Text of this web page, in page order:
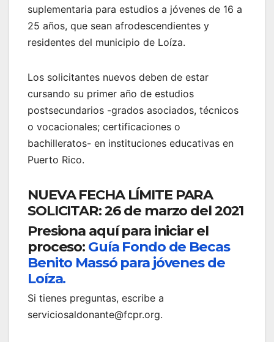
suplementaria para estudios a jóvenes de 16 a
25 años, que sean afrodescendientes y
residentes del municipio de Loíza.
Los solicitantes nuevos deben de estar
cursando su primer año de estudios
postsecundarios -grados asociados, técnicos
o vocacionales; certificaciones o
bachilleratos- en instituciones educativas en
Puerto Rico.
NUEVA FECHA LÍMITE PARA
SOLICITAR: 26de marzo del 2021
Presiona aquí para iniciar el
proceso: Guía Fondo de Becas
Benito Massó para jóvenes de
Loíza.
Si tienes preguntas, escribe a
serviciosaldonante@fcpr.org.